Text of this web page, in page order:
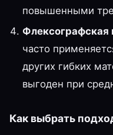
повышенными
Флексографская
часто
других гибких
выгоден при
Как выбрать